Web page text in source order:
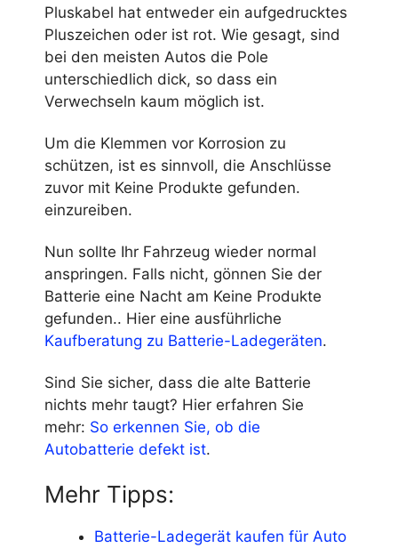
Pluskabel hat entweder ein aufgedrucktes
Pluszeichen oder ist rot. Wie gesagt, sind
bei den meisten Autos die Pole
unterschiedlich dick, so dass ein
Verwechseln kaum möglich ist.
Um die Klemmen vor Korrosion zu
schützen, ist es sinnvoll, die Anschlüsse
zuvor mit Keine Produkte gefunden.
einzureiben.
Nun sollte Ihr Fahrzeug wieder normal
anspringen. Falls nicht, gönnen Sie der
Batterie eine Nacht am Keine Produkte
gefunden.. Hier eine ausführliche
Kaufberatung zu Batterie-Ladegeräten.
Sind Sie sicher, dass die alte Batterie
nichts mehr taugt? Hier erfahren Sie
mehr: So erkennen Sie, ob die
Autobatterie defekt ist.
Mehr Tipps:
Batterie-Ladegerät kaufen für Auto